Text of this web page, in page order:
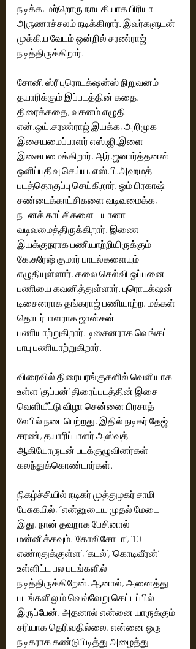
நடிக்க, மற்றொரு நாயகியாக பிரியா
அருணாச்சலம் நடிக்கிறார். இவர்களுடன்
முக்கிய வேடம் ஒன்றில் சரண்ராஜ்
நடித்திருக்கிறார்.
சோனி ஸ்ரீ புரொடக்‌ஷன்ஸ் நிறுவனம்
தயாரிக்கும் இப்படத்தின் கதை,
திரைக்கதை, வசனம் எழுதி
என்.ஒய்.சரண்ராஜ் இயக்க, அறிமுக
இசையமைப்பாளர் எஸ்.ஜி.இளை
இசையமைக்கிறார். ஆர்.ஜனார்த்தனன்
ஒளிப்பதிவு செய்ய, எஸ்.பி.அஹமத்
படத்தொகுப்பு செய்கிறார். ஓம் பிரகாஷ்
சண்டைக்காட்சிகளை வடிவமைக்க,
நடனக் காட்சிகளை டயானா
வடிவமைத்திருக்கிறார். இணை
இயக்குநராக பணியாற்றியிருக்கும்
கே.சுரேஷ் குமார் பாடல்களையும்
எழுதியுள்ளார். கலை செல்வி ஒப்பனை
பணியை கவனித்துள்ளார். புரொடக்‌ஷன்
டிசைனராக தங்கராஜ் பணியாற்ற, மக்கள்
தொடர்பாளராக ஜான்சன்
பணியாற்றுகிறார். டிசைனராக வெங்கட்
பாபு பணியாற்றுகிறார்.
விரைவில் திரையரங்குகளில் வெளியாக
உள்ள ‘குப்பன்’ திரைப்படத்தின் இசை
வெளியீட்டு விழா சென்னை பிரசாத்
லேபில் நடைபெற்றது. இதில் நடிகர் தேஜ்
சரண், தயாரிப்பாளர் அஸ்வத்
ஆகியோருடன் படக்குழுவினர்கள்
கலந்துக்கொண்டார்கள்.
நிகழ்ச்சியில் நடிகர் முத்துழகர் சாமி
பேசுகயில், “என்னுடைய முதல் மேடை
இது, நான் தவறாக பேசினால்
மன்னிக்கவும். ‘கோலிசோடா’, ‘10
எண்றதுக்குள்ள’, ‘கடல்’, ‘கொடிவீரன்’
உள்ளிட்ட பல படங்களில்
நடித்திருக்கிறேன். ஆனால், அனைத்து
படங்களிலும் வெவ்வேறு கெட்டப்பில்
இருப்பேன், அதனால் என்னை யாருக்கும்
சரியாக தெரிவதில்லை. என்னை ஒரு
நடிகராக கண்டுபிடித்து அழைத்து